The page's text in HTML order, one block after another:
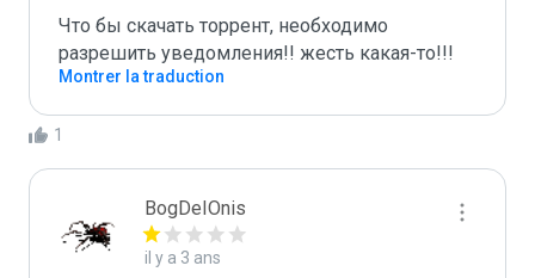
Что бы скачать торрент, необходимо
разрешить уведомления!! жесть какая-то!!!
Montrer la traduction
1
BogDeIOnis
il y a 3 ans